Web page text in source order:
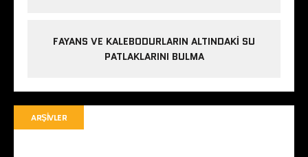
FAYANS VE KALEBODURLARIN ALTINDAKI SU
PATLAKLARINI BULMA
ARŞIVLER